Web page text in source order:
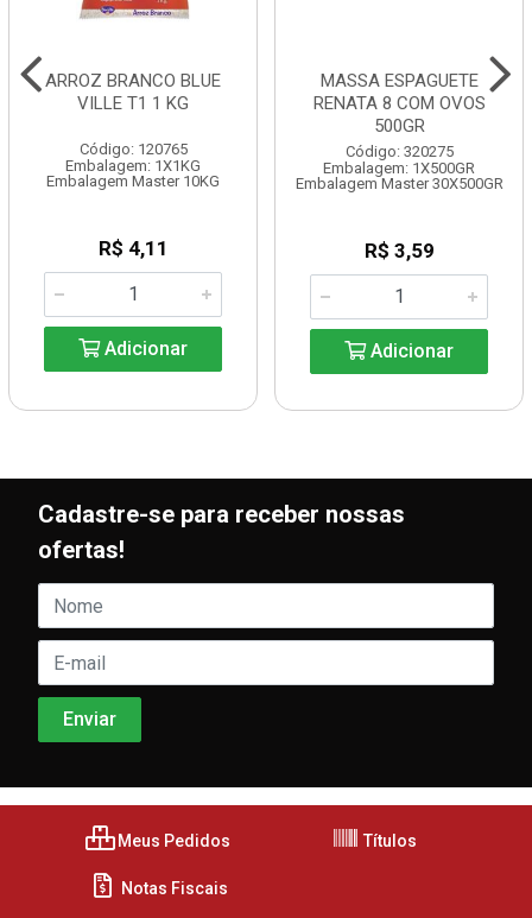
ARROZ BRANCO BLUE
VILLE T1 1 KG
Código: 120765
Embalagem: 1X1KG
Embalagem Master 10KG
R$ 4,11
Adicionar
MASSA ESPAGUETE
RENATA 8 COM OVOS
500GR
Código: 320275
Embalagem: 1X500GR
Embalagem Master 30X500GR
R$ 3,59
Adicionar
Cadastre-se para receber nossas
ofertas!
Meus Pedidos Títulos
Notas Fiscais